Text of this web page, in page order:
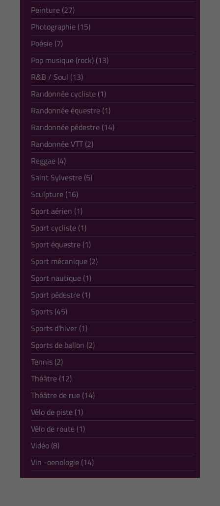
Peinture (27)
Photographie (15)
Poésie (7)
Pop musique (rock) (13)
R&B / Soul (13)
Randonnée cycliste (1)
Randonnée équestre (1)
Randonnée pédestre (14)
Randonnée VTT (2)
Reggae (4)
Saint Sylvestre (5)
Sculpture (16)
Sport aérien (1)
Sport cycliste (1)
Sport équestre (1)
Sport mécanique (2)
Sport nautique (1)
Sport pédestre (1)
Sports (45)
Sports d'hiver (1)
Sports de ballon (2)
Tennis (2)
Théâtre (12)
Théâtre de rue (14)
Vélo de piste (1)
Vélo de route (1)
Vidéo (8)
Vin -oenologie (14)